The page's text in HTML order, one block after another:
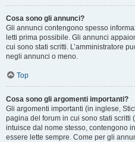
Cosa sono gli annunci?
Gli annunci contengono spesso
letti prima possibile. Gli annunci
cui sono stati scritti. L’amministratore
negli annunci o meno.
Top
Cosa sono gli argomenti importanti?
Gli argomenti importanti (in inglese,
pagina del forum in cui sono stati scritti
intuisce dal nome stesso, contengono
essere lette sempre. Come per gli